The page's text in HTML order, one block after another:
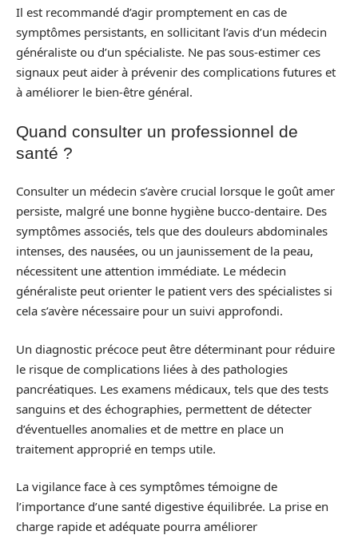
Il est recommandé d’agir promptement en cas de
symptômes persistants, en sollicitant l’avis d’un médecin
généraliste ou d’un spécialiste. Ne pas sous-estimer ces
signaux peut aider à prévenir des complications futures et
à améliorer le bien-être général.
Quand consulter un professionnel de
santé ?
Consulter un médecin s’avère crucial lorsque le goût amer
persiste, malgré une bonne hygiène bucco-dentaire. Des
symptômes associés, tels que des douleurs abdominales
intenses, des nausées, ou un jaunissement de la peau,
nécessitent une attention immédiate. Le médecin
généraliste peut orienter le patient vers des spécialistes si
cela s’avère nécessaire pour un suivi approfondi.
Un diagnostic précoce peut être déterminant pour réduire
le risque de complications liées à des pathologies
pancréatiques. Les examens médicaux, tels que des tests
sanguins et des échographies, permettent de détecter
d’éventuelles anomalies et de mettre en place un
traitement approprié en temps utile.
La vigilance face à ces symptômes témoigne de
l’importance d’une santé digestive équilibrée. La prise en
charge rapide et adéquate pourra améliorer